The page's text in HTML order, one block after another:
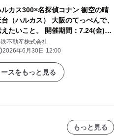
ルカス300×名探偵コナン 衝空の晴
台（ハルカス） 大阪のてっぺんで、
えたいこと。 開催期間：7.24(金)～
日) 「ハルカス300（展望台）」
名探偵コナン」の コラボイベント
細決定！
不動産株式会社
2026年6月30日 12:00
スをもっと見る
もっと見る